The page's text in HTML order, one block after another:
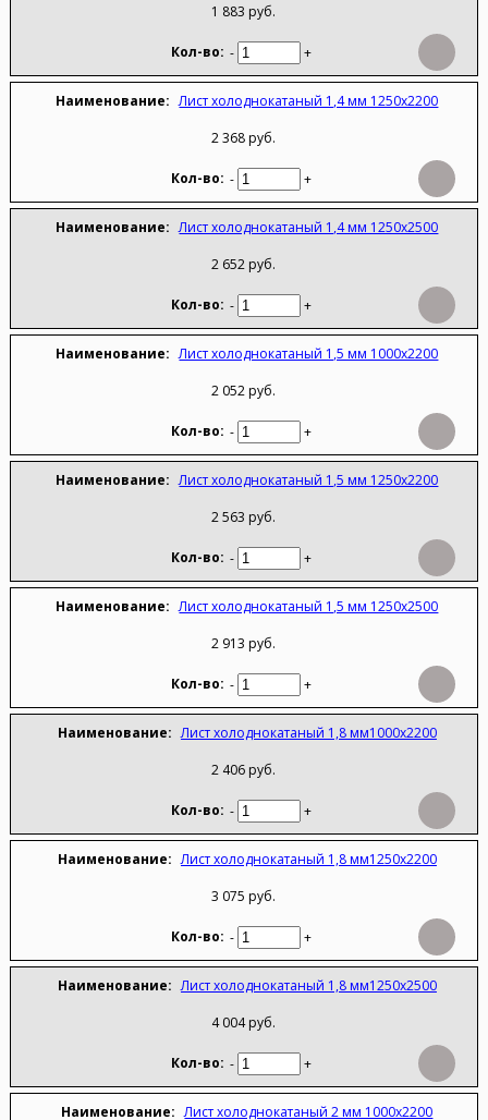
1 883 руб.
- +
Лист холоднокатаный 1,4 мм 1250х2200
2 368 руб.
- +
Лист холоднокатаный 1,4 мм 1250х2500
2 652 руб.
- +
Лист холоднокатаный 1,5 мм 1000х2200
2 052 руб.
- +
Лист холоднокатаный 1,5 мм 1250х2200
2 563 руб.
- +
Лист холоднокатаный 1,5 мм 1250х2500
2 913 руб.
- +
Лист холоднокатаный 1,8 мм1000х2200
2 406 руб.
- +
Лист холоднокатаный 1,8 мм1250х2200
3 075 руб.
- +
Лист холоднокатаный 1,8 мм1250х2500
4 004 руб.
- +
Лист холоднокатаный 2 мм 1000х2200